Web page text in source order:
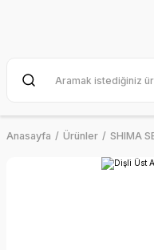
Anasayfa Ürünler SHIMA